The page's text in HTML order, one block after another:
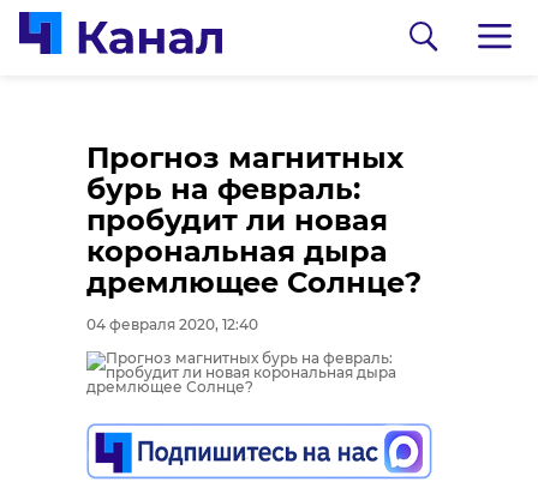
Прогноз магнитных
бурь на февраль:
пробудит ли новая
корональная дыра
дремлющее Солнце?
04 февраля 2020, 12:40
0:00 / 0:00
В Гатчинском районе
0:00 / 0:00
Сосновоборец